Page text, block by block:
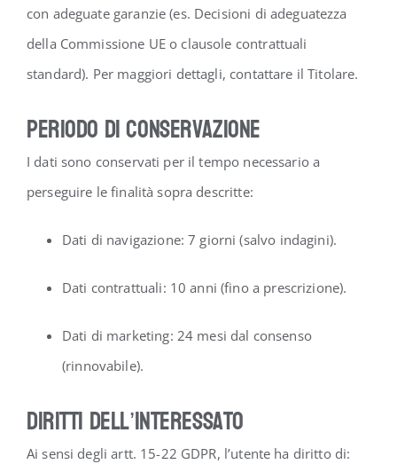
con adeguate garanzie (es. Decisioni di adeguatezza
della Commissione UE o clausole contrattuali
standard). Per maggiori dettagli, contattare il Titolare.
Periodo di conservazione
I dati sono conservati per il tempo necessario a
perseguire le finalità sopra descritte:
Dati di navigazione: 7 giorni (salvo indagini).
Dati contrattuali: 10 anni (fino a prescrizione).
Dati di marketing: 24 mesi dal consenso
(rinnovabile).
Diritti dell’interessato
Ai sensi degli artt. 15-22 GDPR, l’utente ha diritto di: